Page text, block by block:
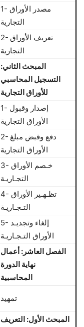
1- مصدر الأوراق
التجارية
2- تعريف الأوراق
التجارية
المبحث الثاني:
التسجيل المحاسبي
للأوراق التجارية
1- إصدار وقبول
الأوراق التجارية
2- دفع وقبض مبلغ
الأوراق التجارية
3- خـصم الأوراق
التجـاريـة
4- تظـهـير الأوراق
التـجـاريـة
5- إلغاء وتجديـد
الأوراق التـجـاريـة
الفصل العاشر: أعمال
نهاية الدورة
تمهيد
المبحث الأول: التعريف